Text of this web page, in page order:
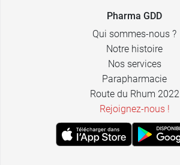
Pharma GDD
Qui sommes-nous ?
Notre histoire
Nos services
Parapharmacie
Route du Rhum 2022
Rejoignez-nous !